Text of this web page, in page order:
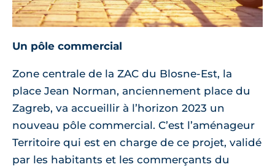
Un pôle commercial
Zone centrale de la ZAC du Blosne-Est, la
place Jean Norman, anciennement place du
Zagreb, va accueillir à l’horizon 2023 un
nouveau pôle commercial. C’est l’aménageur
Territoire qui est en charge de ce projet, validé
par les habitants et les commerçants du